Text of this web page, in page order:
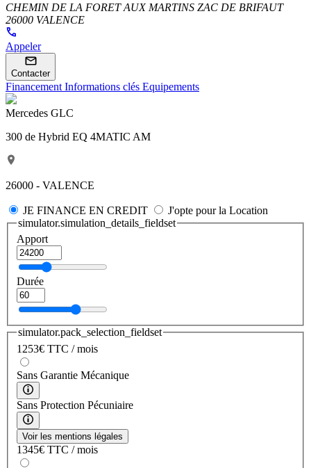
CHEMIN DE LA FORET AUX MARTINS ZAC DE BRIFAUT
26000 VALENCE
Appeler
Contacter
Financement Informations clés Equipements
Mercedes GLC
300 de Hybrid EQ 4MATIC AM
26000 - VALENCE
JE FINANCE EN CREDIT
J'opte pour la Location
simulator.simulation_details_fieldset
Apport
Durée
simulator.pack_selection_fieldset
1253€ TTC / mois
Sans Garantie Mécanique
Sans Protection Pécuniaire
Voir les mentions légales
1345€ TTC / mois